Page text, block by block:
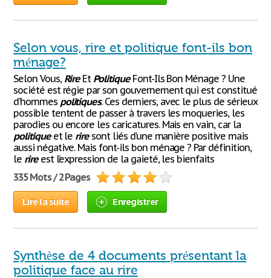
Selon vous, rire et politique font-ils bon
ménage?
Selon Vous, RireEt PolitiqueFont-Ils Bon Ménage ? Une
société est régie par son gouvernement qui est constitué
d’hommes politiques. Ces derniers, avec le plus de sérieux
possible tentent de passer à travers les moqueries, les
parodies ou encore les caricatures. Mais en vain, car la
politiqueet le riresont liés d’une manière positive mais
aussi négative. Mais font-ils bon ménage ? Par définition,
le rireest l’expression de la gaieté, les bienfaits
335 Mots / 2 Pages
Lire la suite Enregistrer
Synthèse de 4 documents présentant la
politique face au rire